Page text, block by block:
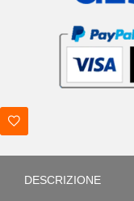
DESCRIZIONE